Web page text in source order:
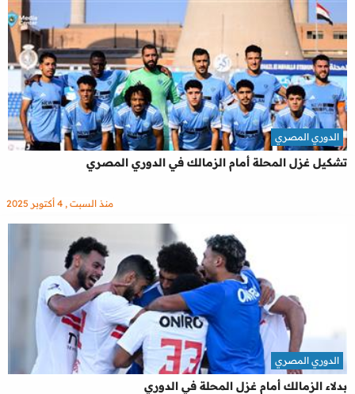
تشكيل غزل المحلة أمام الزمالك في الدوري المصري
الدوري المصري
منذ السبت , 4 أكتوبر 2025
بدلاء الزمالك أمام غزل المحلة في الدوري
الدوري المصري